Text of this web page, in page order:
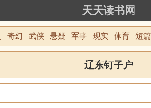
天天读书网
奇幻 武侠 悬疑 军事 现实 体育 短篇
辽东钉子户